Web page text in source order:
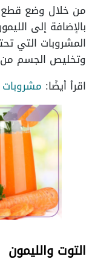
من خلال وضع قطع
بالإضافة إلى
المشروبات التي
وتخليص الجسم
اقرأ أيضًا: مشروبات
التوت والليمون